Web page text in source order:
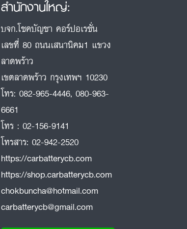
สำนักงานใหญ่:
บจก.โชคบัญชา คอร์ปอเรชั่น
เลขที่ 80 ถนนเสนานิคม1 แขวง
ลาดพร้าว
เขตลาดพร้าว กรุงเทพฯ 10230
โทร: 082-965-4446, 080-963-
6661
โทร : 02-156-9141
โทรสาร: 02-942-2520
https://carbatterycb.com
https://shop.carbatterycb.com
chokbuncha@hotmail.com
carbatterycb@gmail.com